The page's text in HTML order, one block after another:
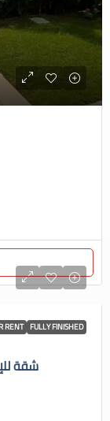
RENT FULLY FINISHED
شقة